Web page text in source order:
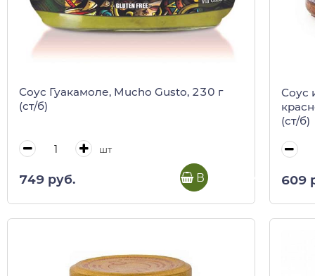
Соус Гуакамоле, Mucho Gusto, 230 г
(ст/б)
шт
749 руб. В корзину
Соус
(ст/б)
609